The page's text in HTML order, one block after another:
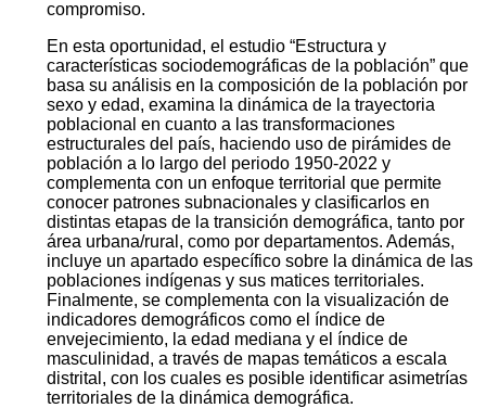
compromiso.
En esta oportunidad, el estudio “Estructura y
características sociodemográficas de la población” que
basa su análisis en la composición de la población por
sexo y edad, examina la dinámica de la trayectoria
poblacional en cuanto a las transformaciones
estructurales del país, haciendo uso de pirámides de
población a lo largo del periodo 1950-2022 y
complementa con un enfoque territorial que permite
conocer patrones subnacionales y clasificarlos en
distintas etapas de la transición demográfica, tanto por
área urbana/rural, como por departamentos. Además,
incluye un apartado específico sobre la dinámica de las
poblaciones indígenas y sus matices territoriales.
Finalmente, se complementa con la visualización de
indicadores demográficos como el índice de
envejecimiento, la edad mediana y el índice de
masculinidad, a través de mapas temáticos a escala
distrital, con los cuales es posible identificar asimetrías
territoriales de la dinámica demográfica.